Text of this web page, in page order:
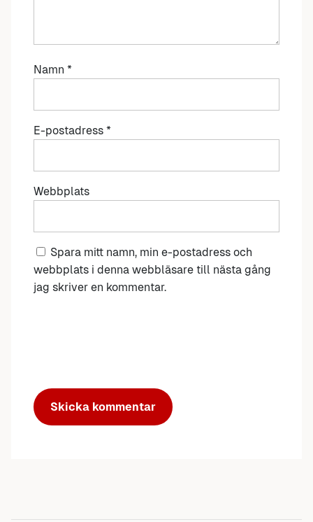
Namn *
E-postadress *
Webbplats
Spara mitt namn, min e-postadress och
webbplats i denna webbläsare till nästa gång
jag skriver en kommentar.